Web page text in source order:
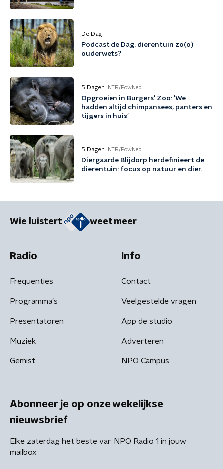
De Dag
Podcast de Dag: dierentuin zo(o)
ouderwets?
5 Dagen... NTR/PowNed
Opgroeien in Burgers' Zoo: 'We
hadden altijd chimpansees, panters en
tijgers in huis'
5 Dagen... NTR/PowNed
Diergaarde Blijdorp herdefinieert de
dierentuin: focus op natuur en dier.
Wie luistert weet meer
Radio
Frequenties
Programma's
Presentatoren
Muziek
Gemist
Info
Contact
Veelgestelde vragen
App de studio
Adverteren
NPO Campus
Abonneer je op onze wekelijkse
nieuwsbrief
Elke zaterdag het beste van NPO Radio 1 in jouw
mailbox